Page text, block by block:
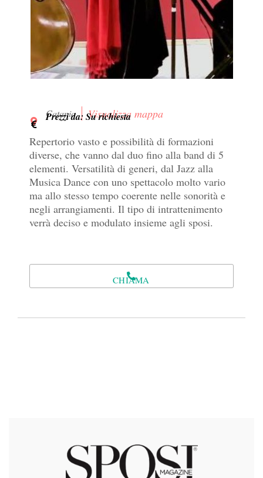
Catania Visualizza mappa
Prezzi da: Su richiesta
Repertorio vasto e possibilità di formazioni
diverse, che vanno dal duo fino alla band di 5
elementi. Versatilità di generi, dal Jazz alla
Musica Dance con uno spettacolo molto vario
ma allo stesso tempo coerente nelle sonorità e
negli arrangiamenti. Il tipo di intrattenimento
verrà deciso e modulato insieme agli sposi.
CHIAMA